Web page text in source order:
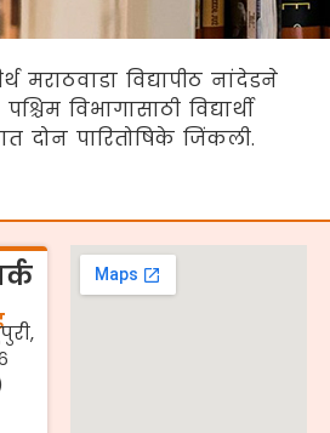
मराठवाडा विद्यापीठ नांदेडने
विभागासाठी विद्यार्थी
दोन पारितोषिके जिंकली.